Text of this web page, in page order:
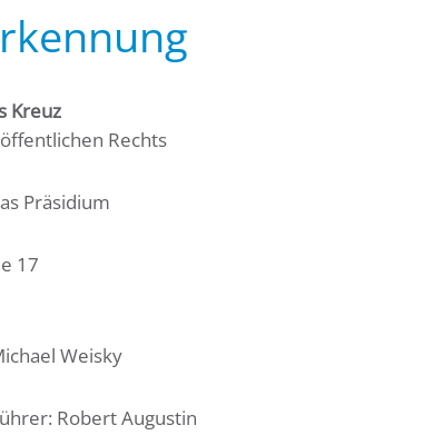
Kreuz
Rechts
Präsidium
17
Weisky
Robert Augustin